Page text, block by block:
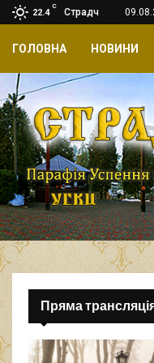
22.4
C
Страдч
ГОЛОВНА НОВИНИ
Пряма